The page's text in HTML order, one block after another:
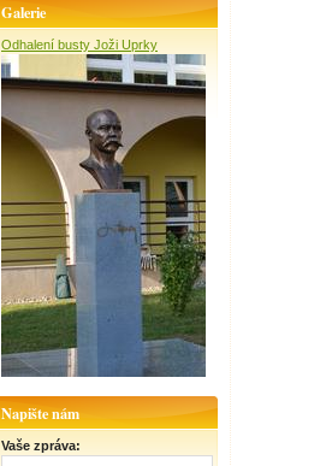
Galerie
Odhalení busty Joži Uprky
Napište nám
Vaše zpráva: